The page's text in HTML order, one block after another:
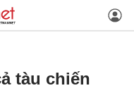
tàu chiến